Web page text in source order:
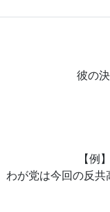
彼の
【例
わが党は今回の反